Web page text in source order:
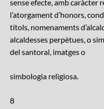
sense efecte, amb caràcter
l’atorgament d’honors,
títols, nomenaments
alcaldesses perpètues, o
del santoral, imatges o
simbologia religiosa.
8